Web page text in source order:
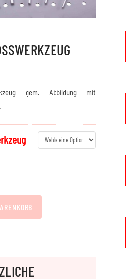
gem. Abbildung mit